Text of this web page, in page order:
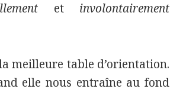
et involontairement
meilleure table d’orientation.
elle nous entraîne au fond